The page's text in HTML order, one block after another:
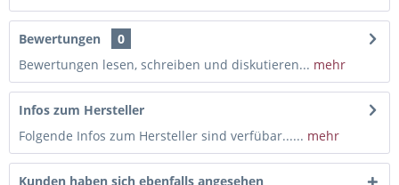
Bewertungen
0
Bewertungen lesen, schreiben und diskutieren... mehr
Infos zum Hersteller
Folgende Infos zum Hersteller sind verfübar...... mehr
Kunden haben sich ebenfalls angesehen